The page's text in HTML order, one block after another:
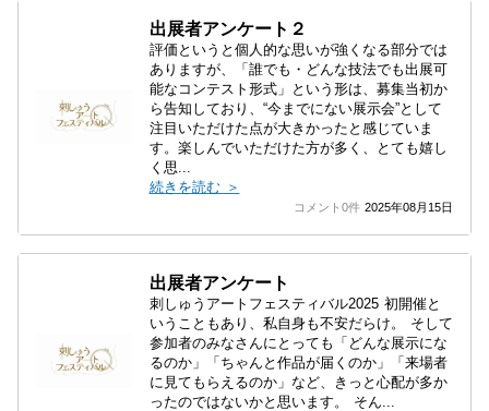
出展者アンケート２
評価というと個人的な思いが強くなる部分では
ありますが、「誰でも・どんな技法でも出展可
能なコンテスト形式」という形は、募集当初か
ら告知しており、“今までにない展示会”として
注目いただけた点が大きかったと感じていま
す。楽しんでいただけた方が多く、とても嬉し
く思...
続きを読む ＞
コメント0件 2025年08月15日
出展者アンケート
刺しゅうアートフェスティバル2025 初開催と
いうこともあり、私自身も不安だらけ。 そして
参加者のみなさんにとっても「どんな展示にな
るのか」「ちゃんと作品が届くのか」「来場者
に見てもらえるのか」など、きっと心配が多か
ったのではないかと思います。 そん...